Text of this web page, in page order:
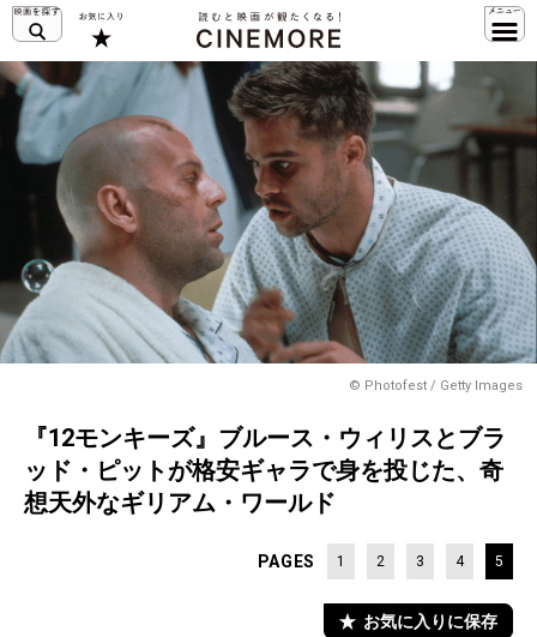
© Photofest / Getty Images
『12モンキーズ』ブルース・ウィリスとブラ
ッド・ピットが格安ギャラで身を投じた、奇
想天外なギリアム・ワールド
PAGES 1 2 3 4 5
お気に入りに保存